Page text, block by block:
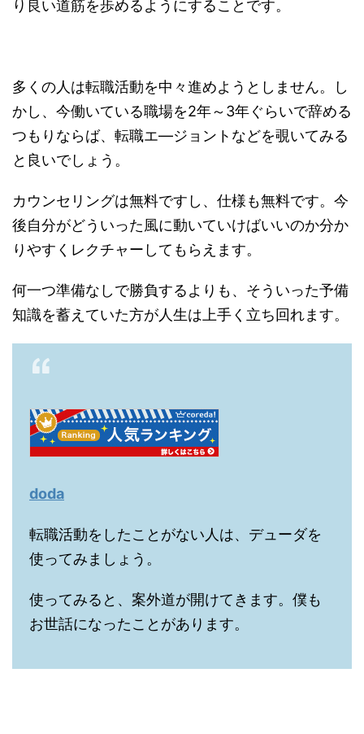
り良い道筋を歩めるようにすることです。
多くの人は転職活動を中々進めようとしません。し
かし、今働いている職場を2年～3年ぐらいで辞める
つもりならば、転職エ―ジョントなどを覗いてみる
と良いでしょう。
カウンセリングは無料ですし、仕様も無料です。今
後自分がどういった風に動いていけばいいのか分か
りやすくレクチャーしてもらえます。
何一つ準備なしで勝負するよりも、そういった予備
知識を蓄えていた方が人生は上手く立ち回れます。
doda
転職活動をしたことがない人は、デューダを
使ってみましょう。
使ってみると、案外道が開けてきます。僕も
お世話になったことがあります。